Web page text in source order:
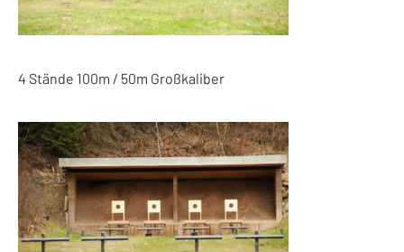
4 Stände 100m / 50m Großkaliber